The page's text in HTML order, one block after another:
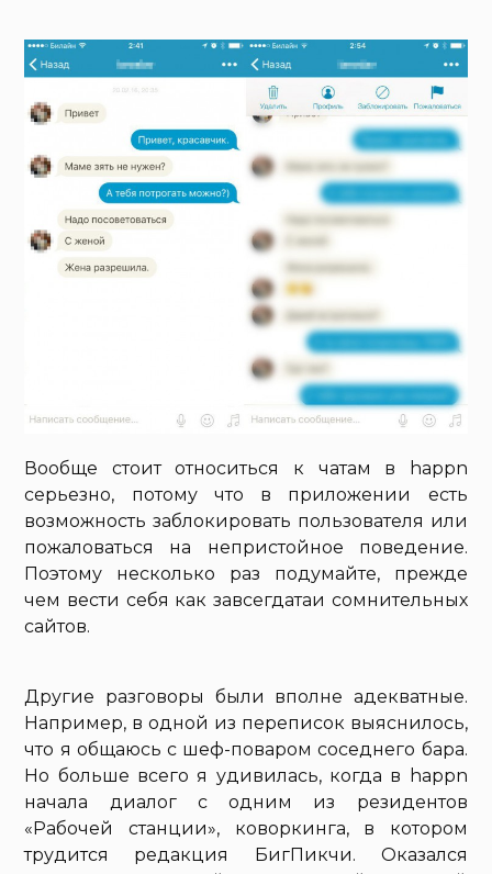
Вообще стоит относиться к чатам в happn
серьезно, потому что в приложении есть
возможность заблокировать пользователя или
пожаловаться на непристойное поведение.
Поэтому несколько раз подумайте, прежде
чем вести себя как завсегдатаи сомнительных
сайтов.
Другие разговоры были вполне адекватные.
Например, в одной из переписок выяснилось,
что я общаюсь с шеф-поваром соседнего бара.
Но больше всего я удивилась, когда в happn
начала диалог с одним из резидентов
«Рабочей станции», коворкинга, в котором
трудится редакция БигПикчи. Оказался